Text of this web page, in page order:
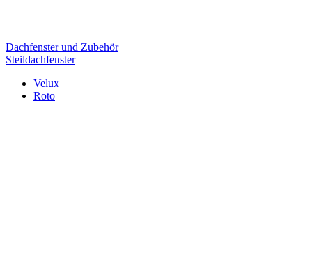
Dachfenster und Zubehör
Steildachfenster
Velux
Roto